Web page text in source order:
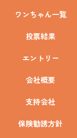
ワンちゃん一覧
投票結果
エントリー
会社概要
支持会社
保険勧誘方針